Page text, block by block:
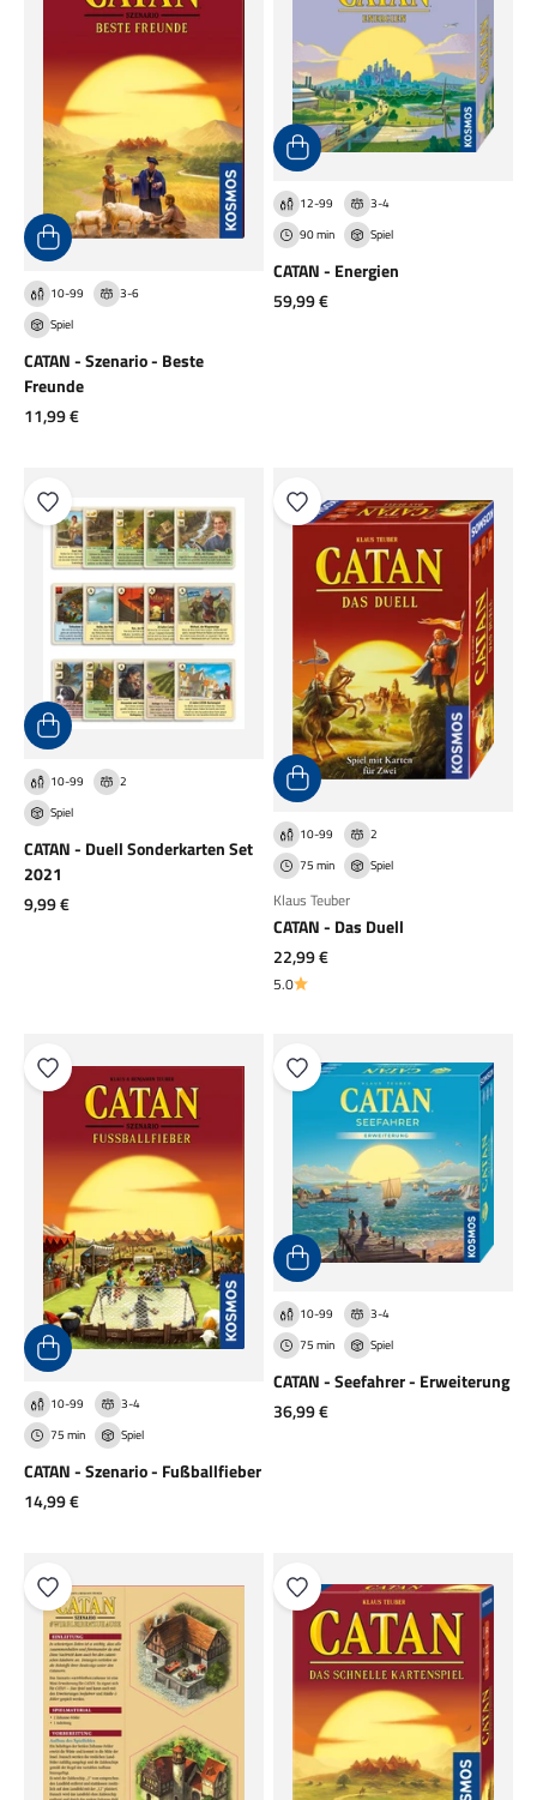
10-99
3-6
Spiel
CATAN - Szenario - Beste
Freunde
Angebot
11,99 €
12-99
3-4
90 min
Spiel
CATAN - Energien
Angebot
59,99 €
10-99
2
Spiel
CATAN - Duell Sonderkarten Set
2021
Angebot
9,99 €
10-99
2
75 min
Spiel
Klaus Teuber
CATAN - Das Duell
Angebot
22,99 €
5.0
10-99
3-4
75 min
Spiel
CATAN - Szenario - Fußballfieber
Angebot
14,99 €
10-99
3-4
75 min
Spiel
CATAN - Seefahrer - Erweiterung
Angebot
36,99 €